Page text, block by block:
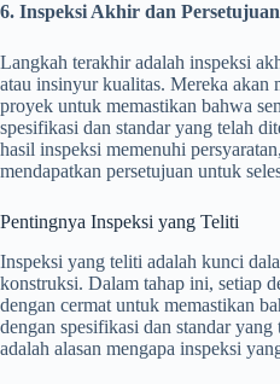
6. Inspeksi Akhir dan Persetujuan
Langkah terakhir adalah inspeksi
atau insinyur kualitas. Mereka akan
proyek untuk memastikan bahwa
spesifikasi dan standar yang telah
hasil inspeksi memenuhi
mendapatkan persetujuan untuk
Pentingnya Inspeksi yang Teliti
Inspeksi yang teliti adalah kunci
konstruksi. Dalam tahap ini, setiap
dengan cermat untuk memastikan
dengan spesifikasi dan standar
adalah alasan mengapa inspeksi